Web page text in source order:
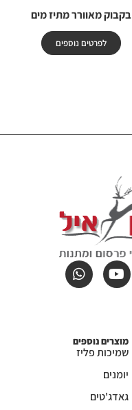
בקבוק מאוורר מתיז מים
לפרטים נוספים
מוצרים נוספים
שמיכות פליז
יומנים
גאדג'טים